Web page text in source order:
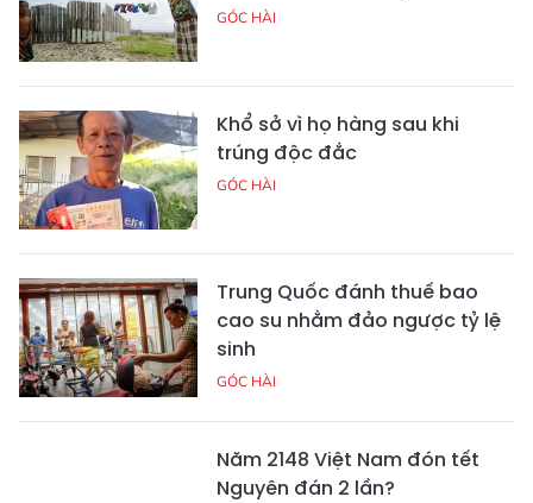
GÓC HÀI
Khổ sở vì họ hàng sau khi
trúng độc đắc
GÓC HÀI
Trung Quốc đánh thuế bao
cao su nhằm đảo ngược tỷ lệ
sinh
GÓC HÀI
Năm 2148 Việt Nam đón tết
Nguyên đán 2 lần?